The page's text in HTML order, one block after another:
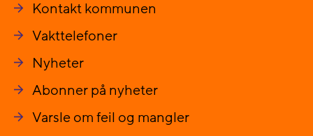
Kontakt kommunen
Vakttelefoner
Nyheter
Abonner på nyheter
Varsle om feil og mangler